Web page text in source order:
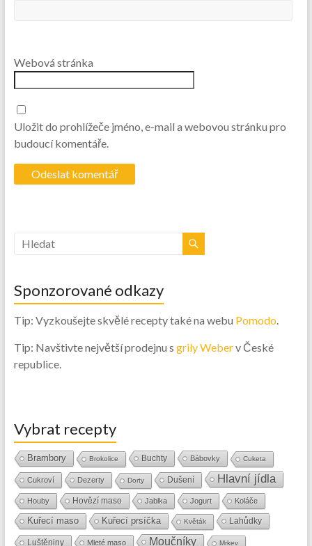
Webová stránka
Uložit do prohlížeče jméno, e-mail a webovou stránku pro
budoucí komentáře.
Sponzorované odkazy
Tip: Vyzkoušejte skvělé recepty také na webu Pomodo.
Tip: Navštivte největší prodejnu s grily Weberv České
republice.
Vybrat recepty
Brambory Brokolice Buchty Bábovky Cuketa
Cukroví Dezerty Dorty Dušení Hlavní jídla
Houby Hovězí maso Jablka Jogurt Koláče
Kuřecí maso Kuřecí prsíčka Květák Lahůdky
Luštěniny Mleté maso Moučníky Mrkev